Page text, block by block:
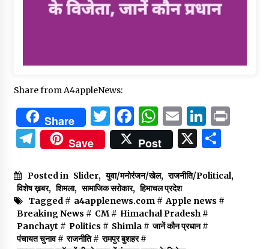
Share from A4appleNews:
Share Twitter
Facebook
WhatsApp
Email
Telegram
Save Post X
Posted in Slider, युवा/मनोरंजन/खेल, राजनीति/Political,
विशेष ख़बर, शिमला, सामाजिक सरोकार, हिमाचल प्रदेश
Tagged # a4applenews.com# Apple news #
Breaking News # CM# Himachal Pradesh#
Panchayt # Politics # Shimla# जानें कौन प्रधान#
पंचायत चुनाव# राजनीति# रामपुर बुशहर#